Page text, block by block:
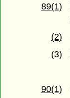
89(1)
(2)
(3)
90(1)